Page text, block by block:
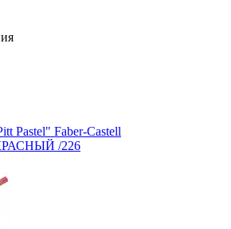
Pastel" Faber-Castell
/226